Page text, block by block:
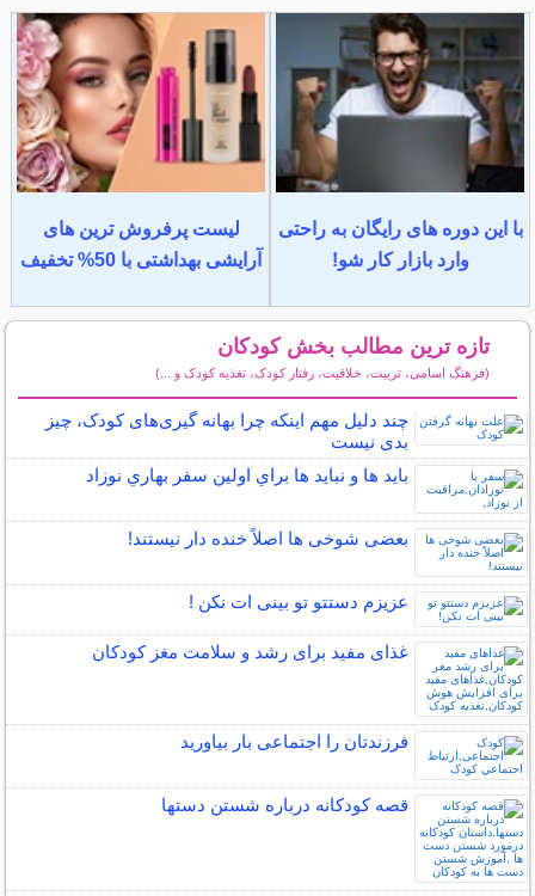
با این دوره های رایگان به راحتی
وارد بازار کار شو!
لیست پرفروش ترین های
آرایشی بهداشتی با 50% تخفیف
تازه ترین مطالب بخش کودکان
(فرهنگ اسامی، تربیت، خلاقیت، رفتار کودک، تغذیه کودک و ...)
چند دلیل مهم اینکه چرا بهانه گیری‌های کودک، چیز
بدی نیست
بايد ها و نبايد ها براي اولين سفر بهاري نوزاد
بعضی شوخی ها اصلاً خنده دار نیستند!
عزیزم دستتو تو بینی ات نکن !
غذای مفید برای رشد و سلامت مغز کودکان
فرزندتان را اجتماعی بار بیاورید
قصه کودکانه درباره شستن دستها